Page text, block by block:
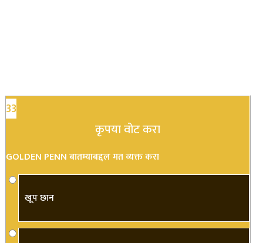
33
कृपया वोट करा
GOLDEN PENN बातम्याबद्दल मत व्यक्त करा
खूप छान